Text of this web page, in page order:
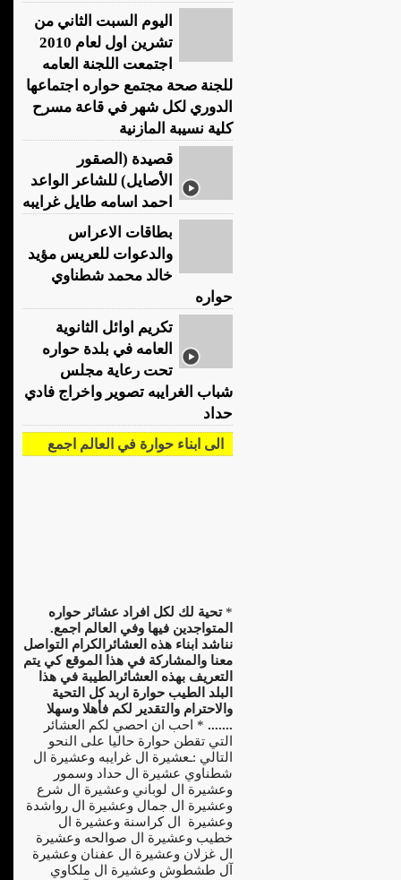
اليوم السبت الثاني من
تشرين اول لعام 2010
اجتمعت اللجنة العامه
للجنة صحة مجتمع حواره اجتماعها
الدوري لكل شهر في قاعة مسرح
كلية نسيبة المازنية
قصيدة (الصقور
الأصايل) للشاعر الواعد
احمد اسامه طايل غرايبه
بطاقات الاعراس
والدعوات للعريس مؤيد
خالد محمد شطناوي
حواره
تكريم اوائل الثانوية
العامه في بلدة حواره
تحت رعاية مجلس
شباب الغرايبه تصوير واخراج فادي
حداد
الى ابناء حوارة في العالم اجمع
*تحية لك لكل افراد عشائر حواره
المتواجدين فيها وفي العالم اجمع.
نناشد ابناء هذه العشائرالكرام التواصل
معنا والمشاركة في هذا الموقع كي يتم
التعريف بهذه العشائرالطيبة في هذا
البلد الطيب حوارة اربد كل التحية
والاحترام والتقدير لكم فأهلا وسهلا
....... * احب ان احصي لكم العشائر
التي تقطن حوارة حاليا على النحو
التالي :ـعشيرة ال غرايبه وعشيرة ال
شطناوي عشيرة ال حداد وسمور
وعشيرة ال لوباني وعشيرة ال شرع
وعشيرة ال جمال وعشيرة ال رواشدة
وعشيرة ال كراسنة وعشيرة ال
خطيب وعشيرة ال صوالحه وعشيرة
ال غزلان وعشيرة ال عفنان وعشيرة
آل طشطوش وعشيرة ال ملكاوي